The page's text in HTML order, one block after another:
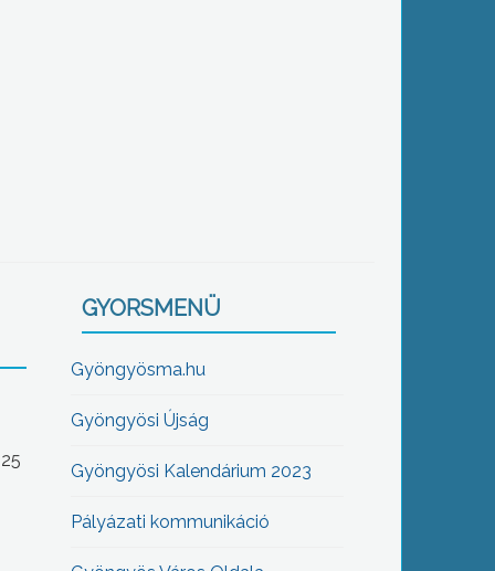
GYORSMENÜ
Gyöngyösma.hu
Gyöngyösi Újság
Gyöngyösi Kalendárium 2023
Pályázati kommunikáció